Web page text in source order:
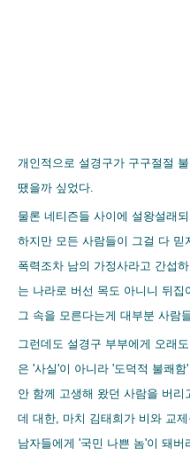
개인적으로 설경구가 구구절절
땠을까 싶었다.
물론 네티즌들 사이에 설왕설래
하지만 모든 사람들이 그걸 다 믿
폭력조차 남의 가정사라고 간섭
는 나라로 버선 목도 아니니 뒤
그 속을 모른다는게 대부분 사람
그런데도 설경구 부부에게 오래
은 '사실'이 아니라 '도덕적 불쾌
안 함께 고생해 왔던 사람을 버
데 대한, 마치 김태희가 비와 교
남자들에게 '국민 나쁜 놈'이 돼